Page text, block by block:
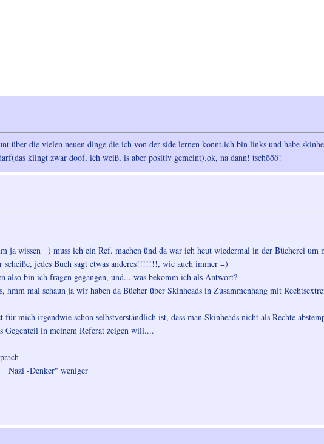
über die vielen neuen dinge die ich von der side lernen konnt.ich bin links und habe
klingt zwar doof, ich weiß, is aber positiv gemeint).ok, na dann! tschööö!
ja wissen =) muss ich ein Ref. machen ünd da war ich heut wiedermal in der Bücherei
scheiße, jedes Buch sagt etwas anderes!!!!!!!, wie auch immer =)
also bin ich fragen gegangen, und... was bekomm ich als Antwort?
hmm mal schaun ja wir haben da Bücher über Skinheads in Zusammenhang mit
mich irgendwie schon selbstverständlich ist, dass man Skinheads nicht als Rechte
Gegenteil in meinem Referat zeigen will....
Nazi -Denker" weniger